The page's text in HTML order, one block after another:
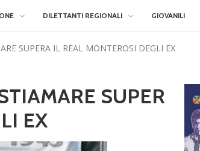
DILETTANTI REGIONALI GIOVANILI
SUPERA IL REAL MONTEROSI DEGLI EX
SUPER
EX